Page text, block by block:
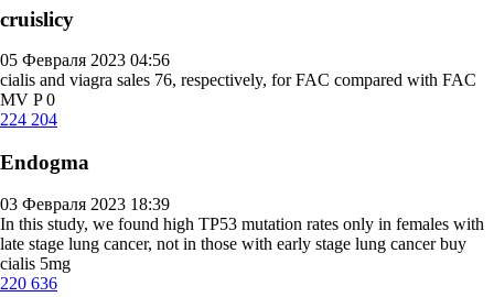
cruislicy
05 Февраля 2023 04:56
cialis and viagra sales 76, respectively, for FAC compared with FAC
MV P 0
224 204
Endogma
03 Февраля 2023 18:39
In this study, we found high TP53 mutation rates only in females with
late stage lung cancer, not in those with early stage lung cancerbuy
cialis 5mg
220 636